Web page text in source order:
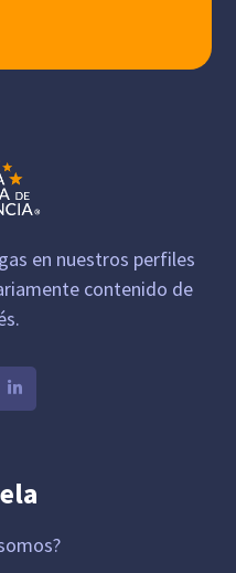
en nuestros perfiles
contenido de